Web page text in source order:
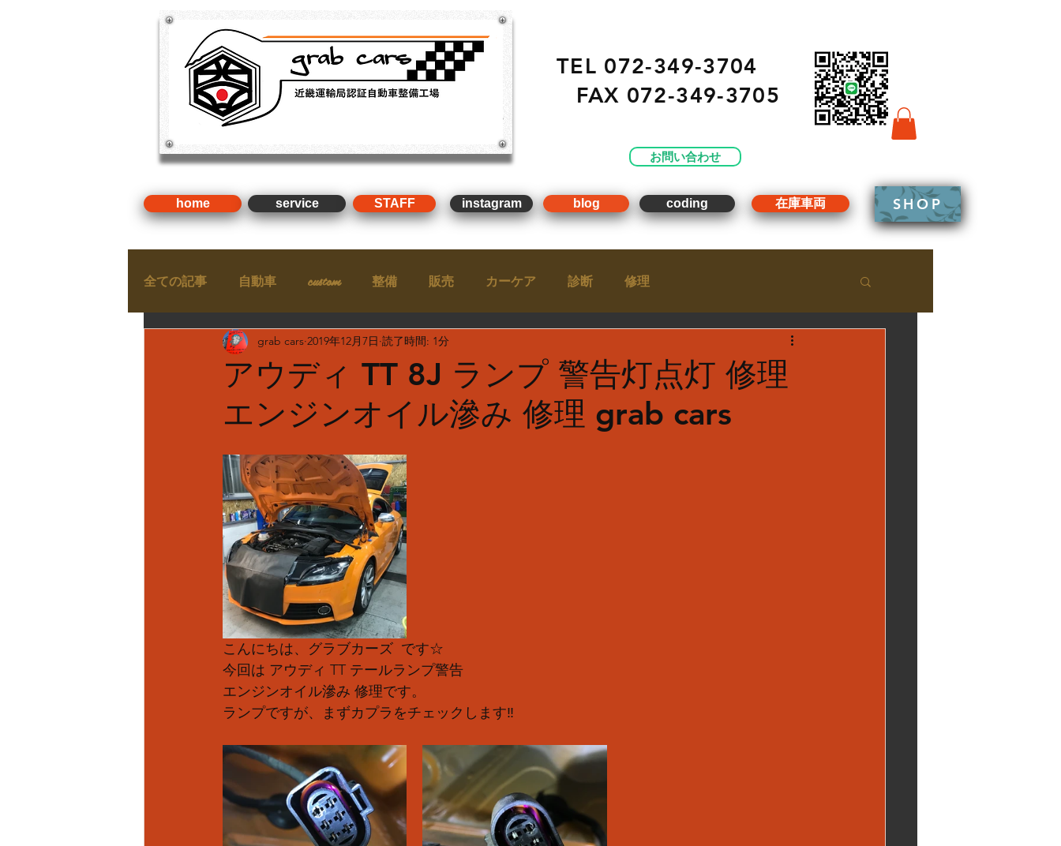
​新車・中古車・国産車・輸入車・ 販売 ・ 買取 ・車点
TEL 072-349-3704
FAX 072-349-3705
お問い合わせ
home service STAFF instagram blog coding 在庫車両 SHOP
全ての記事 自動車 custom 整備 販売 カーケア 診断 修理
アウディ TT 8J ランプ 警告灯点灯 修理
エンジンオイル滲み 修理 grab cars
grab cars 2019年12月7日 読了時間: 1分
こんにちは、グラブカーズ  です☆
今回は アウディ TT テールランプ警告
エンジンオイル滲み 修理です。
ランプですが、まずカプラをチェックします‼️